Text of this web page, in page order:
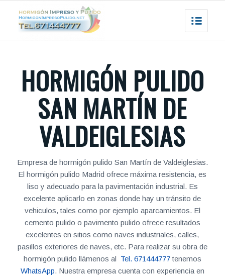
HORMIGÓN PULIDO
SAN MARTÍN DE
VALDEIGLESIAS
Empresa de hormigón pulido San Martín de Valdeiglesias.
El hormigón pulido Madrid ofrece máxima resistencia, es
liso y adecuado para la pavimentación industrial. Es
excelente aplicarlo en zonas donde hay un tránsito de
vehiculos, tales como por ejemplo aparcamientos. El
cemento pulido o pavimento pulido ofrece resultados
excelentes en sitios como naves industriales, calles,
pasillos exteriores de naves, etc. Para realizar su obra de
hormigón pulido llámenos al Tel. 671444777tenemos
WhatsApp. Nuestra empresa cuenta con experiencia en